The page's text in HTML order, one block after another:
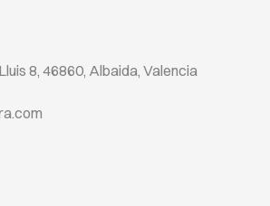
8, 46860, Albaida, Valencia